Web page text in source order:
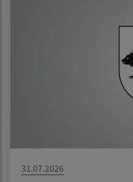
31.07.2026